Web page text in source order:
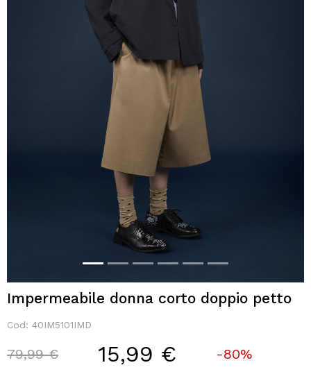
Impermeabile donna corto doppio petto
Cod: 40IM5101IMD
Price reduced from
79,99 €to 15,99 € -80%